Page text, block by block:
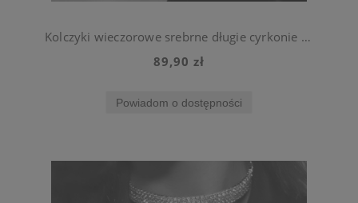
Kolczyki wieczorowe srebrne długie cyrkonie wiszące na wesele
89,90 zł
Powiadom o dostępności